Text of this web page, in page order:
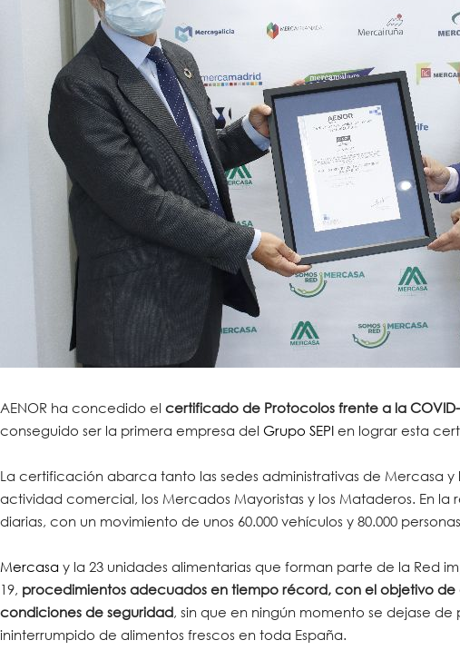
AENOR ha concedido el certificado de Protocolos frente a la
conseguido ser la primera empresa del Grupo SEPI en lograr esta
La certificación abarca tanto las sedes administrativas de Mercasa
actividad comercial, los Mercados Mayoristas y los Mataderos. En
diarias, con un movimiento de unos 60.000 vehículos y 80.000
Mercasa y la 23 unidades alimentarias que forman parte de la Red
19, procedimientos adecuados en tiempo récord, con el objetivo
condiciones de seguridad, sin que en ningún momento se dejase
ininterrumpido de alimentos frescos en toda España.